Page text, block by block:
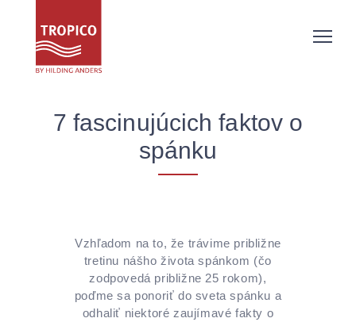
7 fascinujúcich faktov o
spánku
Vzhľadom na to, že trávime približne
tretinu nášho života spánkom (čo
zodpovedá približne 25 rokom),
poďme sa ponoriť do sveta spánku a
odhaliť niektoré zaujímavé fakty o